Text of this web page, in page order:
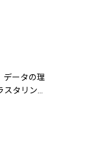
データの理
スタリン